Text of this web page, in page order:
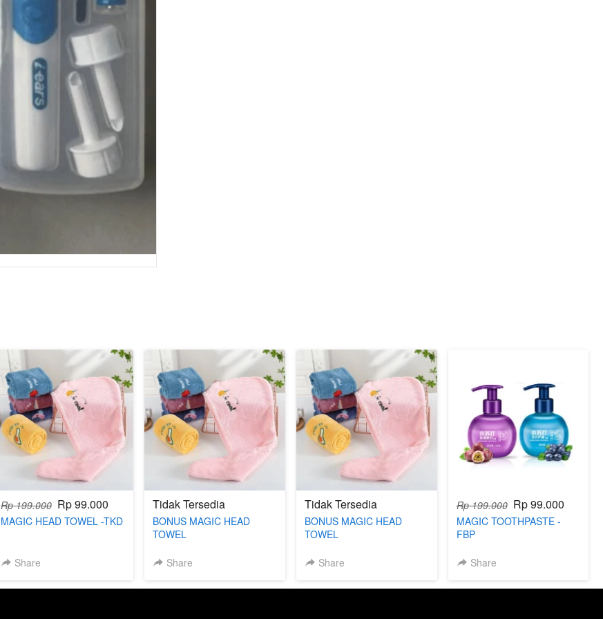
Rp 199.000 Rp 99.000
MAGIC HEAD TOWEL -TKD
Share
Tidak Tersedia
BONUS MAGIC HEAD
TOWEL
Share
Tidak Tersedia
BONUS MAGIC HEAD
TOWEL
Share
Rp 199.000 Rp 99.000
MAGIC TOOTHPASTE -
FBP
Share